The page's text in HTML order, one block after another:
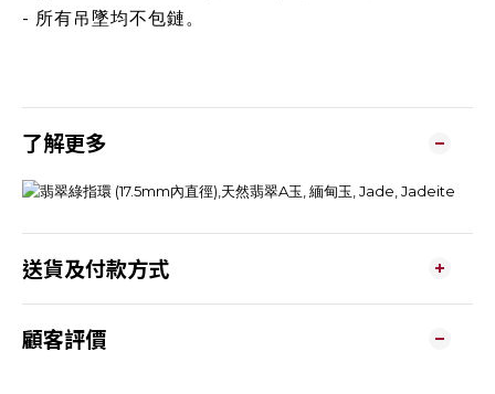
- 所有吊墜均不包鏈。
了解更多
送貨及付款方式
顧客評價